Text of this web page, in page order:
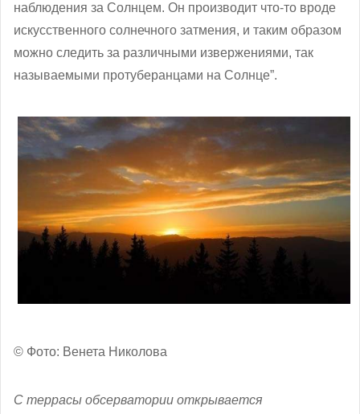
наблюдения за Солнцем. Он производит что-то вроде
искусственного солнечного затмения, и таким образом
можно следить за различными извержениями, так
называемыми протуберанцами на Солнце”.
© Фото: Венета Николова
С террасы обсерватории открывается